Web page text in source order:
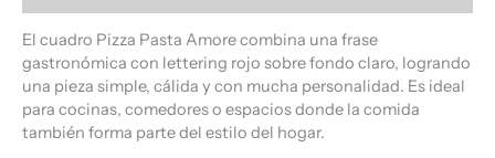
El cuadro Pizza Pasta Amore combina una frase
gastronómica con lettering rojo sobre fondo claro, logrando
una pieza simple, cálida y con mucha personalidad. Es ideal
para cocinas, comedores o espacios donde la comida
también forma parte del estilo del hogar.